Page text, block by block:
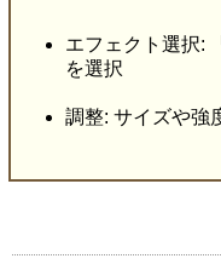
エフェクト選択:
を選択
調整: サイズや強